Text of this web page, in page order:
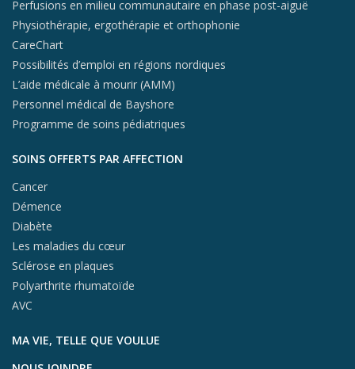
Perfusions en milieu communautaire en phase post-aiguë
Physiothérapie, ergothérapie et orthophonie
CareChart
Possibilités d’emploi en régions nordiques
L’aide médicale à mourir (AMM)
Personnel médical de Bayshore
Programme de soins pédiatriques
SOINS OFFERTS PAR AFFECTION
Cancer
Démence
Diabète
Les maladies du cœur
Sclérose en plaques
Polyarthrite rhumatoïde
AVC
MA VIE, TELLE QUE VOULUE